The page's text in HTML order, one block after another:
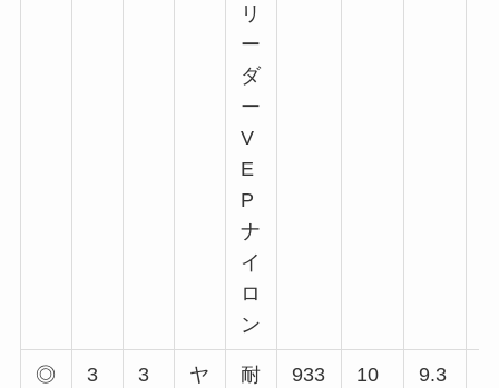
リ
ー
ダ
ー
V
E
P
ナ
イ
ロ
ン
◎ 3 3
ヤ
耐
933
10
9.3